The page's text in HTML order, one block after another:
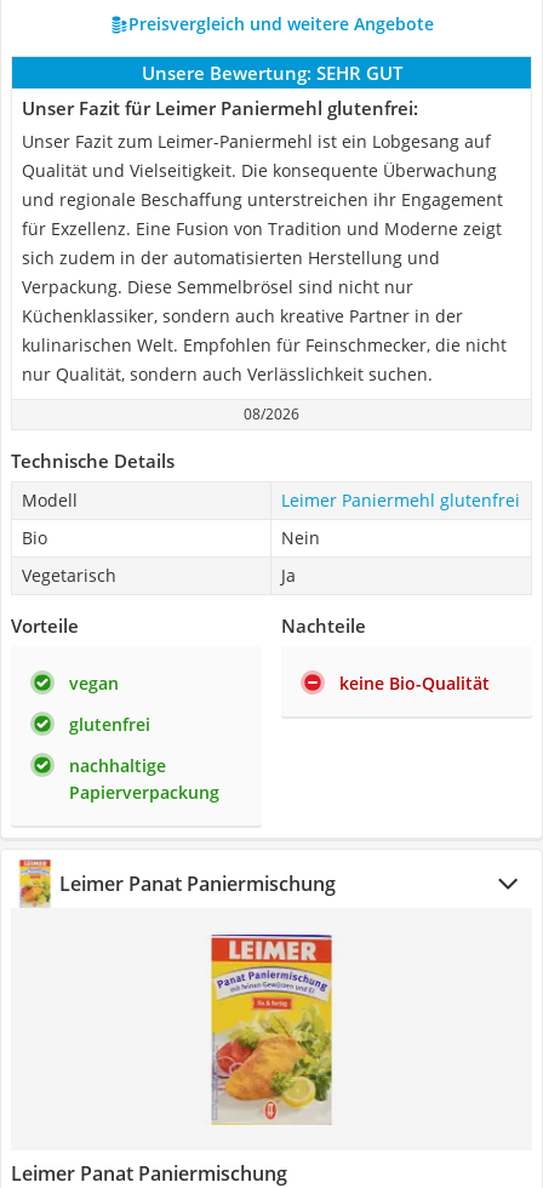
Preisvergleich und weitere Angebote
Unsere Bewertung: SEHR GUT
Unser Fazit für Leimer Paniermehl glutenfrei:
Unser Fazit zum Leimer-Paniermehl ist ein Lobgesang auf
Qualität und Vielseitigkeit. Die konsequente Überwachung
und regionale Beschaffung unterstreichen ihr Engagement
für Exzellenz. Eine Fusion von Tradition und Moderne zeigt
sich zudem in der automatisierten Herstellung und
Verpackung. Diese Semmelbrösel sind nicht nur
Küchenklassiker, sondern auch kreative Partner in der
kulinarischen Welt. Empfohlen für Feinschmecker, die nicht
nur Qualität, sondern auch Verlässlichkeit suchen.
08/2026
Technische Details
Modell
Leimer Paniermehl glutenfrei
Bio
Nein
Vegetarisch
Ja
Vorteile
vegan
glutenfrei
nachhaltige
Papierverpackung
Nachteile
keine Bio-Qualität
Leimer Panat Paniermischung
Leimer Panat Paniermischung